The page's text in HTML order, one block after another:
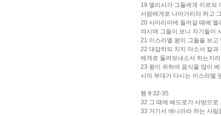
19 엘리사가 그들에게 이르되
사람에게로 나아가리라 하고
20 사마리아에 들어갈 때에
여시매 그들이 보니 자기들이
21 이스라엘 왕이 그들을 보
22 대답하되 치지 마소서 칼
에게로 돌려보내소서 하는지라
23 왕이 위하여 음식을 많이
사의 부대가 다시는 이스라엘
행 9:32-35
32 그 때에 베드로가 사방으
33 거기서 애니아라 하는 사